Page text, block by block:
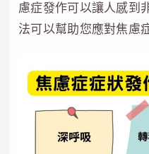
慮症發作可以讓人感到
法可以幫助您應對焦慮